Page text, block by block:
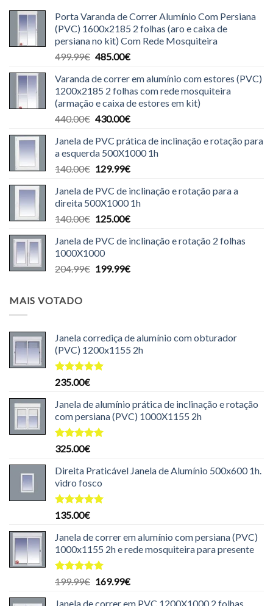
Porta Varanda de Correr Alumínio Com Persiana
(PVC) 1600x2185 2 folhas (aro e caixa de
persiana no kit) Com Rede Mosquiteira
499.99€ O
original
era:
499.99€.
485.00€O
atual
é:
485.00€.
Varanda de correr em alumínio com estores (PVC)
1200x2185 2 folhas com rede mosquiteira
(armação e caixa de estores em kit)
440.00€ O
original
era:
440.00€.
430.00€O
atual
é:
430.00€.
Janela de PVC prática de inclinação e rotação para
a esquerda 500X1000 1h
140.00€ O
original
era:
140.00€.
129.99€O
atual
é:
129.99€.
Janela de PVC de inclinação e rotação para a
direita 500X1000 1h
140.00€ O
original
era:
140.00€.
125.00€O
atual
125.00€.
Janela de PVC de inclinação e rotação 2 folhas
1000X1000
204.99€ O
199.99€O
MAIS VOTADO
Janela corrediça de alumínio com obturador
(PVC) 1200x1155 2h
Avaliação
235.00€
Janela de alumínio prática de inclinação e rotação
com persiana (PVC) 1000X1155 2h
Avaliação
325.00€
Direita Praticável Janela de Alumínio 500x600 1h.
vidro fosco
Avaliação
135.00€
Janela de correr em alumínio com persiana (PVC)
1000x1155 2h e rede mosquiteira para presente
Avaliação
199.99€ O
169.99€O
Janela de correr em PVC 1200X1000 2 folhas